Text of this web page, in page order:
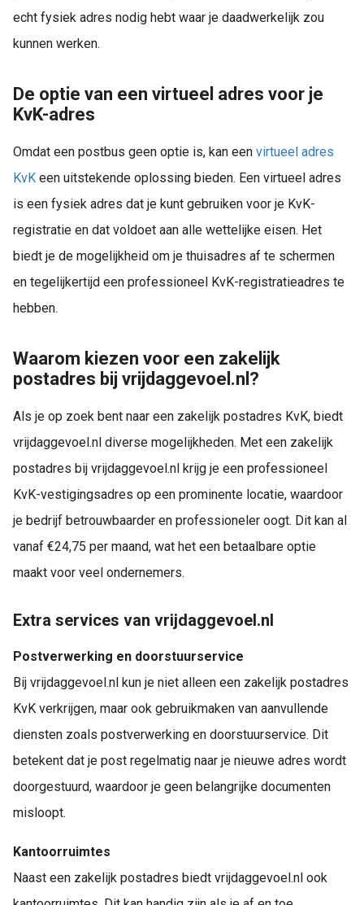
echt fysiek adres nodig hebt waar je daadwerkelijk zou
kunnen werken.
De optie van een virtueel adres voor je
KvK-adres
Omdat een postbus geen optie is, kan een virtueel adres
KvK een uitstekende oplossing bieden. Een virtueel adres
is een fysiek adres dat je kunt gebruiken voor je KvK-
registratie en dat voldoet aan alle wettelijke eisen. Het
biedt je de mogelijkheid om je thuisadres af te schermen
en tegelijkertijd een professioneel KvK-registratieadres te
hebben.
Waarom kiezen voor een zakelijk
postadres bij vrijdaggevoel.nl?
Als je op zoek bent naar een zakelijk postadres KvK, biedt
vrijdaggevoel.nl diverse mogelijkheden. Met een zakelijk
postadres bij vrijdaggevoel.nl krijg je een professioneel
KvK-vestigingsadres op een prominente locatie, waardoor
je bedrijf betrouwbaarder en professioneler oogt. Dit kan al
vanaf €24,75 per maand, wat het een betaalbare optie
maakt voor veel ondernemers.
Extra services van vrijdaggevoel.nl
Postverwerking en doorstuurservice
Bij vrijdaggevoel.nl kun je niet alleen een zakelijk postadres
KvK verkrijgen, maar ook gebruikmaken van aanvullende
diensten zoals postverwerking en doorstuurservice. Dit
betekent dat je post regelmatig naar je nieuwe adres wordt
doorgestuurd, waardoor je geen belangrijke documenten
misloopt.
Kantoorruimtes
Naast een zakelijk postadres biedt vrijdaggevoel.nl ook